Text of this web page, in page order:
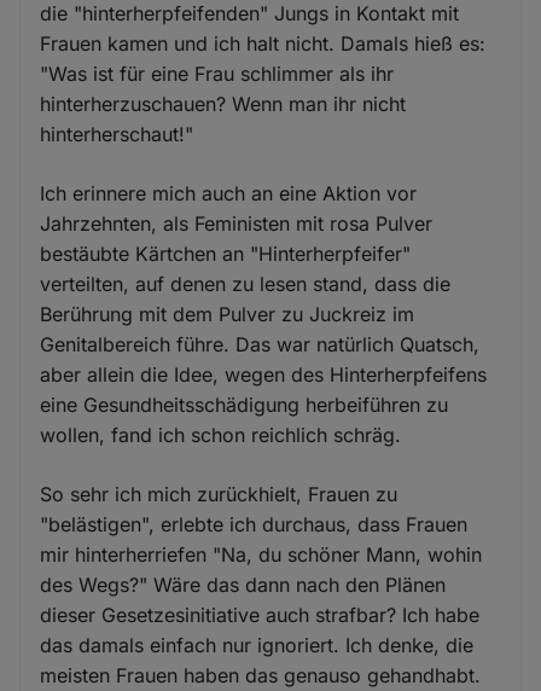
die "hinterherpfeifenden" Jungs in Kontakt mit
Frauen kamen und ich halt nicht. Damals hieß es:
"Was ist für eine Frau schlimmer als ihr
hinterherzuschauen? Wenn man ihr nicht
hinterherschaut!"
Ich erinnere mich auch an eine Aktion vor
Jahrzehnten, als Feministen mit rosa Pulver
bestäubte Kärtchen an "Hinterherpfeifer"
verteilten, auf denen zu lesen stand, dass die
Berührung mit dem Pulver zu Juckreiz im
Genitalbereich führe. Das war natürlich Quatsch,
aber allein die Idee, wegen des Hinterherpfeifens
eine Gesundheitsschädigung herbeiführen zu
wollen, fand ich schon reichlich schräg.
So sehr ich mich zurückhielt, Frauen zu
"belästigen", erlebte ich durchaus, dass Frauen
mir hinterherriefen "Na, du schöner Mann, wohin
des Wegs?" Wäre das dann nach den Plänen
dieser Gesetzesinitiative auch strafbar? Ich habe
das damals einfach nur ignoriert. Ich denke, die
meisten Frauen haben das genauso gehandhabt.